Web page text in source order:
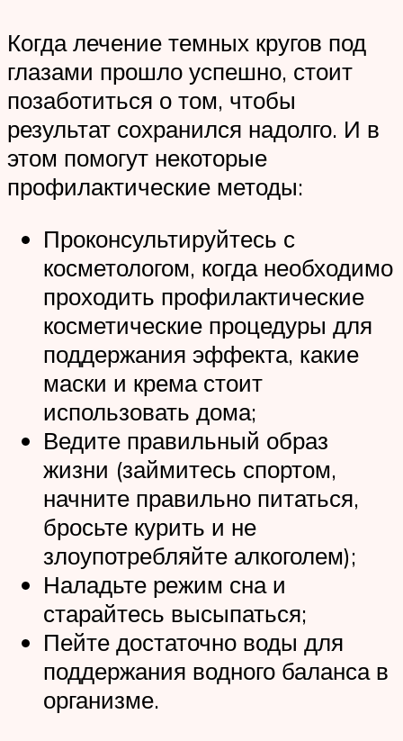
Когда лечение темных кругов под
глазами прошло успешно, стоит
позаботиться о том, чтобы
результат сохранился надолго. И в
этом помогут некоторые
профилактические методы:
Проконсультируйтесь с
косметологом, когда необходимо
проходить профилактические
косметические процедуры для
поддержания эффекта, какие
маски и крема стоит
использовать дома;
Ведите правильный образ
жизни (займитесь спортом,
начните правильно питаться,
бросьте курить и не
злоупотребляйте алкоголем);
Наладьте режим сна и
старайтесь высыпаться;
Пейте достаточно воды для
поддержания водного баланса в
организме.